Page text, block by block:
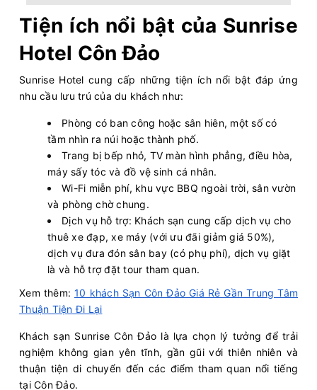
Tiện ích nổi bật của Sunrise
Hotel Côn Đảo
Sunrise Hotel cung cấp những tiện ích nổi bật đáp ứng
nhu cầu lưu trú của du khách như:
Phòng có ban công hoặc sân hiên, một số có
tầm nhìn ra núi hoặc thành phố.
Trang bị bếp nhỏ, TV màn hình phẳng, điều hòa,
máy sấy tóc và đồ vệ sinh cá nhân.
Wi-Fi miễn phí, khu vực BBQ ngoài trời, sân vườn
và phòng chờ chung.
Dịch vụ hỗ trợ: Khách sạn cung cấp dịch vụ cho
thuê xe đạp, xe máy (với ưu đãi giảm giá 50%),
dịch vụ đưa đón sân bay (có phụ phí), dịch vụ giặt
là và hỗ trợ đặt tour tham quan.
Xem thêm: 10 khách Sạn Côn Đảo Giá Rẻ Gần Trung Tâm
Thuận Tiện Đi Lại
Khách sạn Sunrise Côn Đảo là lựa chọn lý tưởng để trải
nghiệm không gian yên tĩnh, gần gũi với thiên nhiên và
thuận tiện di chuyển đến các điểm tham quan nổi tiếng
tại Côn Đảo.